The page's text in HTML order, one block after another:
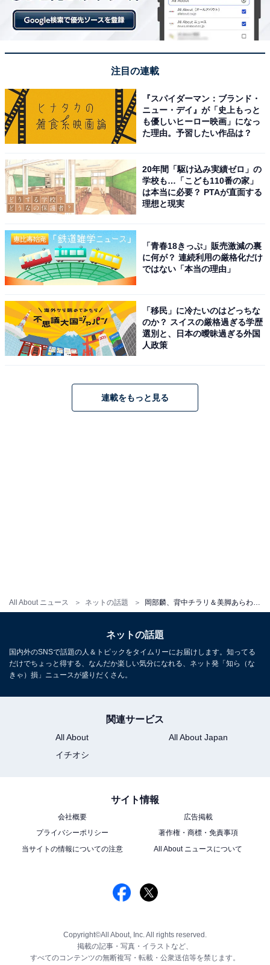
All About ニュース ネットの話題 岡部麟、背中チラリ＆美脚あらわに！ ミニスカコーデを披露
注目の連載
『スパイダーマン：ブランド・
ニュー・デイ』が「史上もっと
も優しいヒーロー映画」になっ
た理由。予習したい作品は？
20年間「駆け込み実績ゼロ」の
学校も…「こども110番の家」
は本当に必要？ PTAが直面する
理想と現実
「青春18きっぷ」販売激減の裏
に何が？ 連続利用の厳格化だけ
ではない「本当の理由」
「移民」に冷たいのはどっちな
のか？ スイスの厳格過ぎる学歴
選別と、日本の曖昧過ぎる外国
人政策
連載をもっと見る
ネットの話題
国内外のSNSで話題の人＆トピックをタイムリーにお届けします。知ってる
だけでちょっと得する、なんだか楽しい気分になれる、ネット発「知ら（な
きゃ）損」ニュースが盛りだくさん。
関連サービス
All About
All About Japan
イチオシ
サイト情報
会社概要
広告掲載
プライバシーポリシー
著作権・商標・免責事項
当サイトの情報についての注意
All About ニュースについて
Copyright©All About, Inc. All rights reserved.
掲載の記事・写真・イラストなど、
すべてのコンテンツの無断複写・転載・公衆送信等を禁じます。